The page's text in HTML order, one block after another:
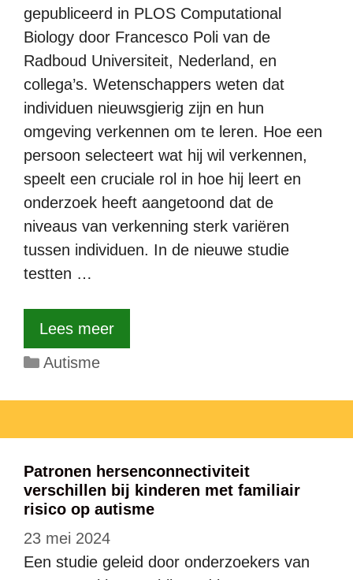
gepubliceerd in PLOS Computational
Biology door Francesco Poli van de
Radboud Universiteit, Nederland, en
collega’s. Wetenschappers weten dat
individuen nieuwsgierig zijn en hun
omgeving verkennen om te leren. Hoe een
persoon selecteert wat hij wil verkennen,
speelt een cruciale rol in hoe hij leert en
onderzoek heeft aangetoond dat de
niveaus van verkenning sterk variëren
tussen individuen. In de nieuwe studie
testten …
Lees meer
Categorieën
Autisme
Patronen hersenconnectiviteit
verschillen bij kinderen met familiair
risico op autisme
23 mei 2024
Een studie geleid door onderzoekers van